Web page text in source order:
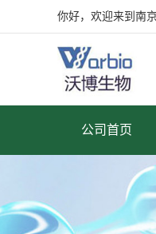
你好，欢迎来到南
公司首页